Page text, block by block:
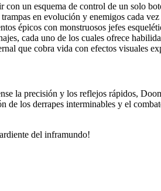
con un esquema de control de un solo
en evolución y enemigos cada
épicos con monstruosos jefes
cada uno de los cuales ofrece
que cobra vida con efectos visuales
la precisión y los reflejos rápidos,
los derrapes interminables y el
del inframundo!